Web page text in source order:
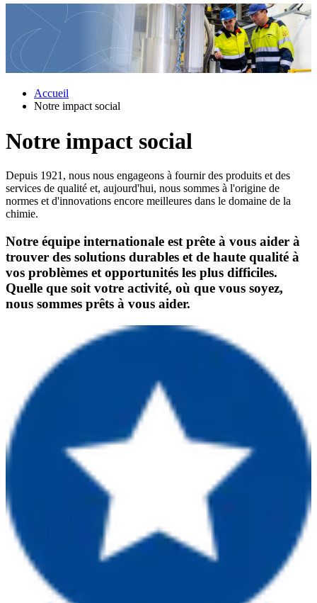
Accueil
Notre impact social
Notre impact social
Depuis 1921, nous nous engageons à fournir des produits et des
services de qualité et, aujourd'hui, nous sommes à l'origine de
normes et d'innovations encore meilleures dans le domaine de la
chimie.
Notre équipe internationale est prête à vous aider à
trouver des solutions durables et de haute qualité à
vos problèmes et opportunités les plus difficiles.
Quelle que soit votre activité, où que vous soyez,
nous sommes prêts à vous aider.